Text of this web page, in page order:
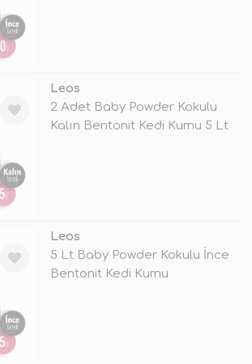
Leos
2 Adet Baby Powder Kokulu
Kalın Bentonit Kedi Kumu 5 Lt
Leos
5 Lt Baby Powder Kokulu İnce
Bentonit Kedi Kumu